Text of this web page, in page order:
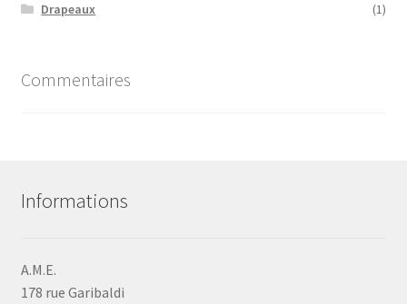
Drapeaux
(1)
Commentaires
Informations
A.M.E.
178 rue Garibaldi